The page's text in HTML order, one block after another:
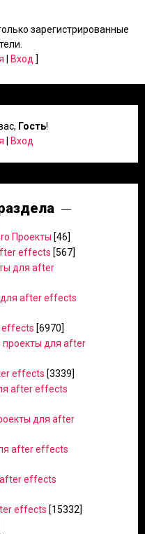
зарегистрированные
Вход ]
, Гость!
Вход
Проекты [46]
effects [567]
для after
after effects
effects [6970]
для after
effects [3339]
after effects
для after
after effects
effects
effects [15332]